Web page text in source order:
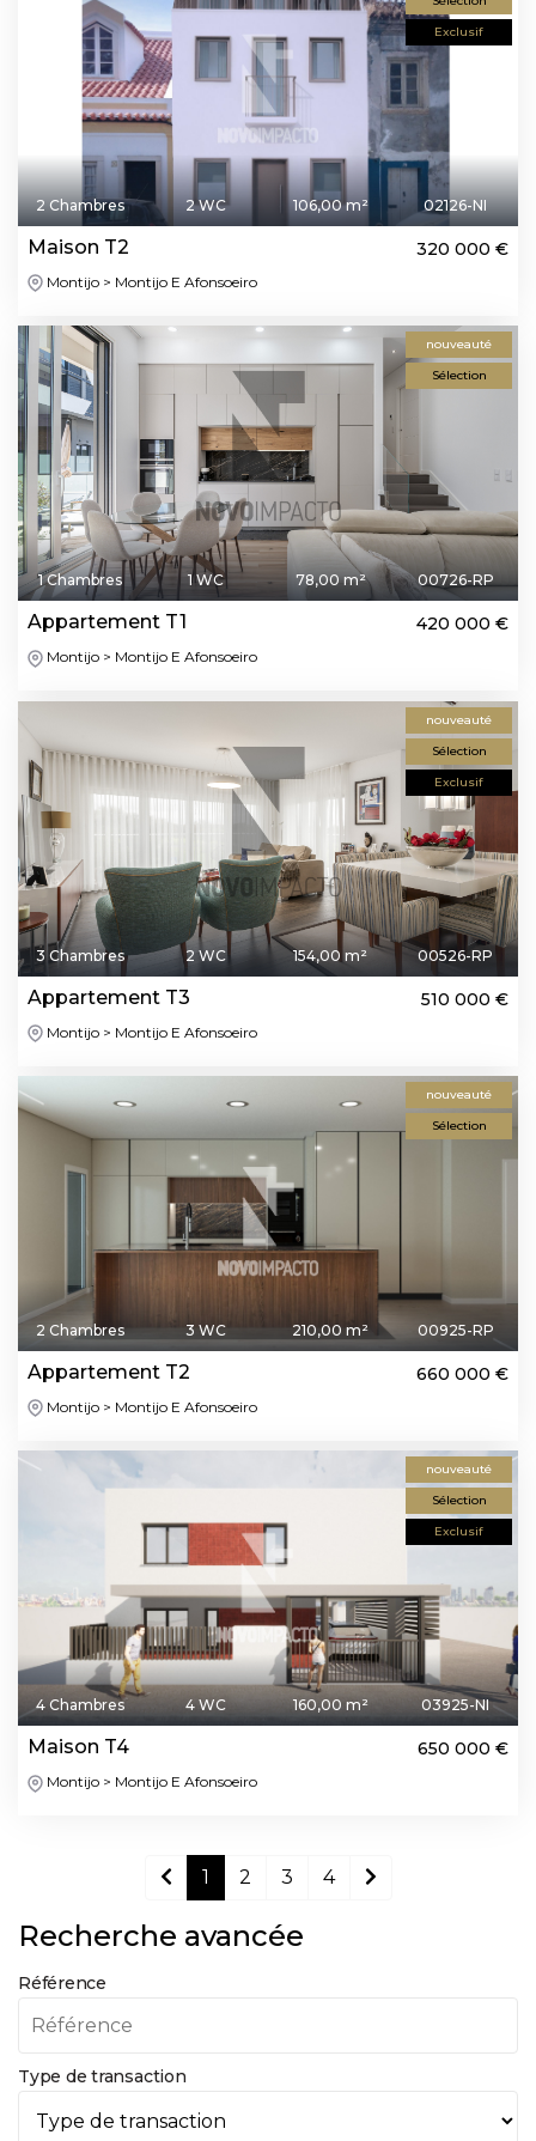
Exclusif
2 Chambres 2 WC 106,00 m² 02126-NI
Maison T2 320 000 €
Montijo > Montijo E Afonsoeiro
nouveauté
Sélection
1 Chambres 1 WC 78,00 m² 00726-RP
Appartement T1 420 000 €
Montijo > Montijo E Afonsoeiro
nouveauté
Sélection
Exclusif
3 Chambres 2 WC 154,00 m² 00526-RP
Appartement T3 510 000 €
Montijo > Montijo E Afonsoeiro
nouveauté
Sélection
2 Chambres 3 WC 210,00 m² 00925-RP
Appartement T2 660 000 €
Montijo > Montijo E Afonsoeiro
nouveauté
Sélection
Exclusif
4 Chambres 4 WC 160,00 m² 03925-NI
Maison T4 650 000 €
Montijo > Montijo E Afonsoeiro
1 2 3 4
Recherche avancée
Référence
Type de transaction